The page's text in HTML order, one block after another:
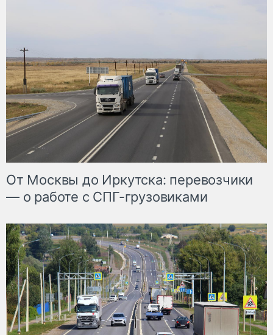
От Москвы до Иркутска: перевозчики
— о работе с СПГ-грузовиками